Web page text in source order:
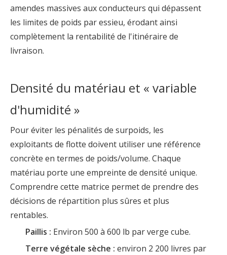
amendes massives aux conducteurs qui dépassent
les limites de poids par essieu, érodant ainsi
complètement la rentabilité de l'itinéraire de
livraison.
Densité du matériau et « variable
d'humidité »
Pour éviter les pénalités de surpoids, les
exploitants de flotte doivent utiliser une référence
concrète en termes de poids/volume. Chaque
matériau porte une empreinte de densité unique.
Comprendre cette matrice permet de prendre des
décisions de répartition plus sûres et plus
rentables.
Paillis : Environ 500 à 600 lb par verge cube.
Terre végétale sèche : environ 2 200 livres par